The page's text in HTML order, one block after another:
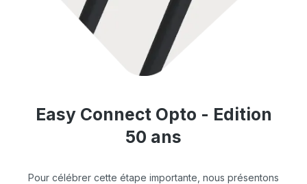
Easy Connect Opto - Edition
50 ans
Pour célébrer cette étape importante, nous présentons